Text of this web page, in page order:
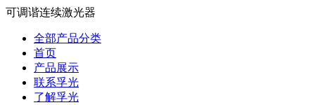
可调谐连续激光器
全部产品分类
首页
产品展示
联系孚光
了解孚光